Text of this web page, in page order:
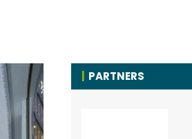
PARTNERS